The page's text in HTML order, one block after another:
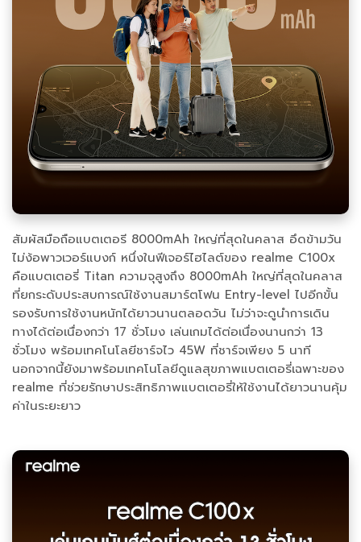
สัมผัสมือถือแบตเตอรี 8000mAh ใหญ่ที่สุดในคลาส อึดข้ามวัน
ไม่ง้อพาวเวอร์แบงก์ หนึ่งในฟีเจอร์ไฮไลต์ของ realme C100x
คือแบตเตอรี่ Titan ความจุสูงถึง 8000mAh ใหญ่ที่สุดในคลาส
ที่ยกระดับประสบการณ์ใช้งานสมาร์ตโฟน Entry-level ไปอีกขั้น
รองรับการใช้งานหนักได้ยาวนานตลอดวัน ไม่ว่าจะดูนำการเดิน
ทางได้ต่อเนื่องกว่า 17 ชั่วโมง เล่นเกมได้ต่อเนื่องนานกว่า 13
ชั่วโมง พร้อมเทคโนโลยีชาร์จไว 45W ที่ชาร์จเพียง 5 นาที
นอกจากนี้ยังมาพร้อมเทคโนโลยีดูแลสุขภาพแบตเตอรี่เฉพาะของ
realme ที่ช่วยรักษาประสิทธิภาพแบตเตอรี่ให้ใช้งานได้ยาวนานคุ้ม
ค่าในระยะยาว